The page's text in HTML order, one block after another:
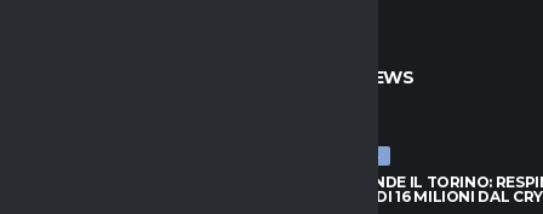
ULTIME NEWS
ULTIME NEWS
NJIE SI PRENDE IL TORINO:
L’OFFERTA DI 16 MILIONI DAL